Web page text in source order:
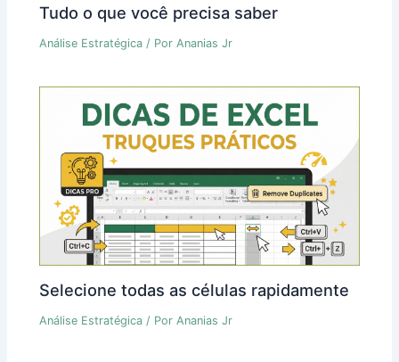
Tudo o que você precisa saber
Análise Estratégica / PorAnanias Jr
Selecione todas as células rapidamente
Análise Estratégica / PorAnanias Jr